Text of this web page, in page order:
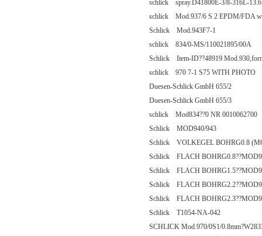
schlick spray.D41800E-3/8-316L-13.6
schlick Mod.937/6 S 2 EPDM/FDA
Schlick Mod.943F7-1
schlick 834/0-MS/110021895/00A
Schlick Item-ID??48919
schlick 970 7-1 S75 WITH PHOTO
Duesen-Schlick GmbH 655/2
Duesen-Schlick GmbH 655/3
schlick Mod834??0 NR 0010062700
Schlick MOD940/943
Schlick VOLKEGEL BOHRG0.8
Schlick FLACH
Schlick FLACH
Schlick FLACH
Schlick FLACH
Schlick T1054-NA-042
SCHLICK Mod.970/0S1/